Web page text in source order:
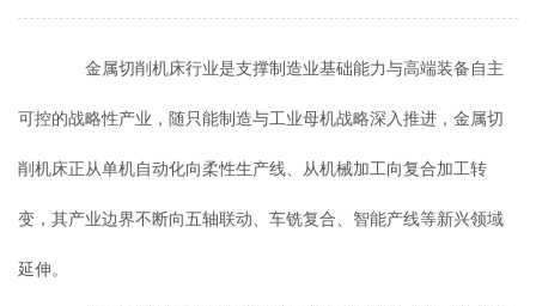
金属切削机床行业是支撑制造业基础能力与高端装备自主
可控的战略性产业，随只能制造与工业母机战略深入推进，金属切
削机床正从单机自动化向柔性生产线、从机械加工向复合加工转
变，其产业边界不断向五轴联动、车铣复合、智能产线等新兴领域
延伸。